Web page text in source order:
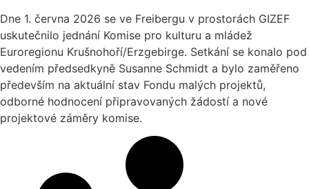
Dne 1. června 2026 se ve Freibergu v prostorách GIZEF
uskutečnilo jednání Komise pro kulturu a mládež
Euroregionu Krušnohoří/Erzgebirge. Setkání se konalo pod
vedením předsedkyně Susanne Schmidt a bylo zaměřeno
především na aktuální stav Fondu malých projektů,
odborné hodnocení připravovaných žádostí a nové
projektové záměry komise.